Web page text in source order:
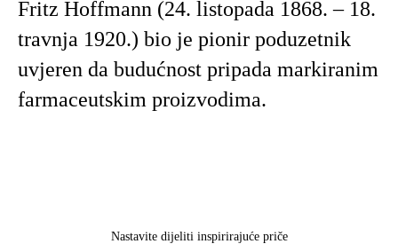
Fritz Hoffmann (24. listopada 1868. – 18.
travnja 1920.) bio je pionir poduzetnik
uvjeren da budućnost pripada markiranim
farmaceutskim proizvodima.
Nastavite dijeliti inspirirajuće priče